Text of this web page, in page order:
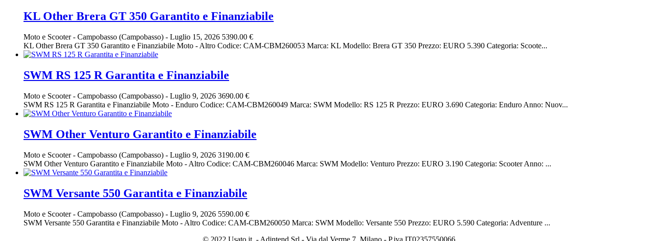
KL Other Brera GT 350 Garantito e Finanziabile
Moto e Scooter- Campobasso (Campobasso) - Luglio 15, 2026 5390.00 €
KL Other Brera GT 350 Garantito e Finanziabile Moto - Altro Codice: CAM-CBM260053 Marca: KL Modello: Brera GT 350 Prezzo: EURO 5.390 Categoria: Scoote...
SWM RS 125 R Garantita e Finanziabile
Moto e Scooter- Campobasso (Campobasso) - Luglio 9, 2026 3690.00 €
SWM RS 125 R Garantita e Finanziabile Moto - Enduro Codice: CAM-CBM260049 Marca: SWM Modello: RS 125 R Prezzo: EURO 3.690 Categoria: Enduro Anno: Nuov...
SWM Other Venturo Garantito e Finanziabile
Moto e Scooter- Campobasso (Campobasso) - Luglio 9, 2026 3190.00 €
SWM Other Venturo Garantito e Finanziabile Moto - Altro Codice: CAM-CBM260046 Marca: SWM Modello: Venturo Prezzo: EURO 3.190 Categoria: Scooter Anno: ...
SWM Versante 550 Garantita e Finanziabile
Moto e Scooter- Campobasso (Campobasso) - Luglio 9, 2026 5590.00 €
SWM Versante 550 Garantita e Finanziabile Moto - Altro Codice: CAM-CBM260050 Marca: SWM Modello: Versante 550 Prezzo: EURO 5.590 Categoria: Adventure ...
© 2022 Usato it. - Adintend Srl - Via dal Verme 7, Milano - P.iva IT02357550066